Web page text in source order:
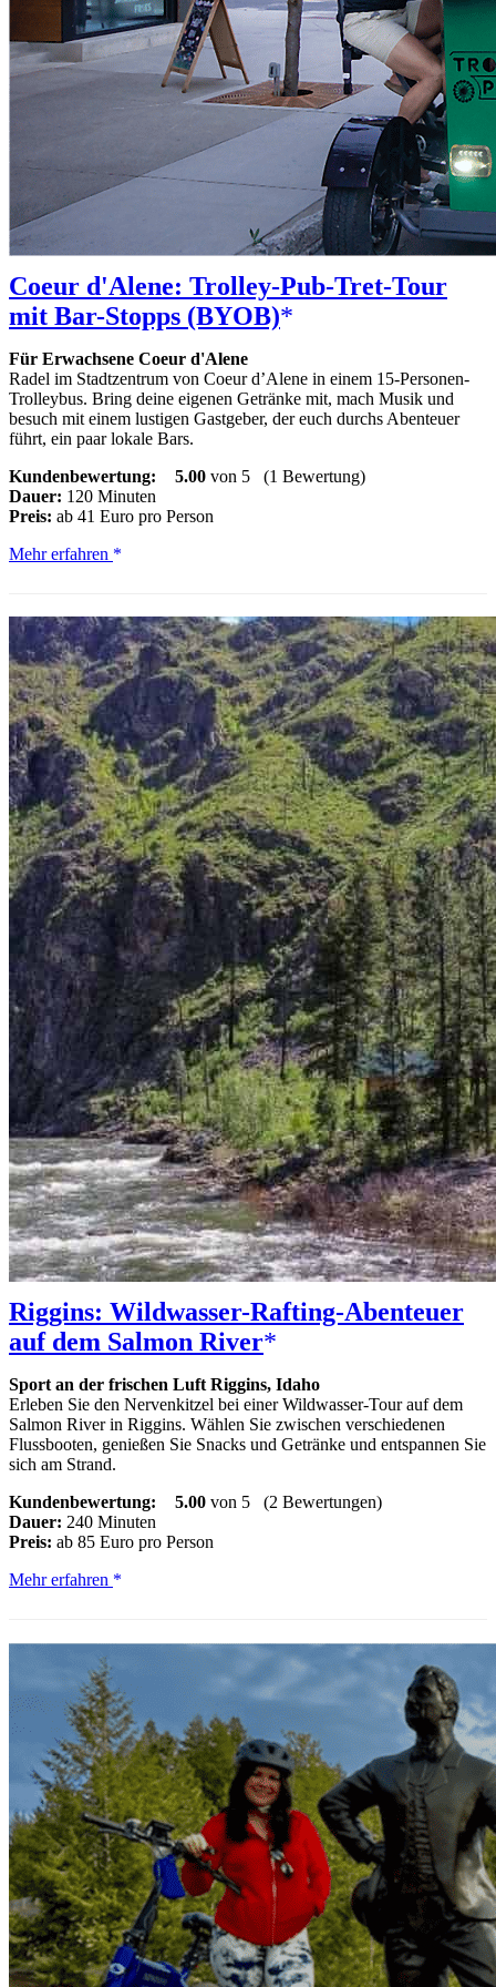
Coeur d'Alene: Trolley-Pub-Tret-Tour
mit Bar-Stopps (BYOB)
Für Erwachsene Coeur d'Alene
Radel im Stadtzentrum von Coeur d’Alene in einem 15-Personen-
Trolleybus. Bring deine eigenen Getränke mit, mach Musik und
besuch mit einem lustigen Gastgeber, der euch durchs Abenteuer
führt, ein paar lokale Bars.
Kundenbewertung:
5.00 von 5 (1 Bewertung)
Dauer: 120 Minuten
Preis: ab 41 Euro pro Person
Coeur
Pub-
Tret-
Tour
mit
Bar-
Stopps
(BYOB)
Mehr erfahren
Riggins: Wildwasser-Rafting-Abenteuer
auf dem Salmon River
Sport an der frischen Luft Riggins, Idaho
Erleben Sie den Nervenkitzel bei einer Wildwasser-Tour auf dem
Salmon River in Riggins. Wählen Sie zwischen verschiedenen
Flussbooten, genießen Sie Snacks und Getränke und entspannen Sie
sich am Strand.
Kundenbewertung:
5.00 von 5 (2 Bewertungen)
Dauer: 240 Minuten
Preis: ab 85 Euro pro Person
Riggins:
Salmon
River
Mehr erfahren